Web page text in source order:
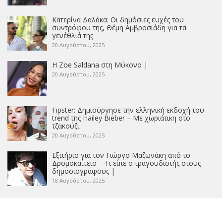
Κατερίνα Δαλάκα: Οι δημόσιες ευχές του
συντρόφου της, Θέμη Αμβροσιάδη για τα
γενέθλιά της
20 Αυγούστου, 2025
Η Zoe Saldana στη Μύκονο |
20 Αυγούστου, 2025
Fipster: Δημιούργησε την ελληνική εκδοχή του
trend της Hailey Bieber – Με χωριάτικη στο
τζακούζι
20 Αυγούστου, 2025
Εξιτήριο για τον Γιώργο Μαζωνάκη από το
Δρομοκαΐτειο – Τι είπε ο τραγουδιστής στους
δημοσιογράφους |
18 Αυγούστου, 2025